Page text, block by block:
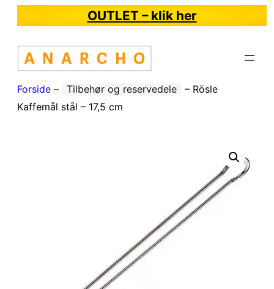
OUTLET – klik her
Forside – Tilbehør og reservedele – Rösle
Kaffemål stål – 17,5 cm